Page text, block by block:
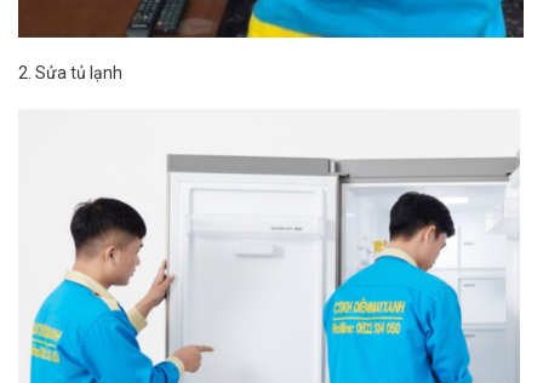
2. Sửa tủ lạnh